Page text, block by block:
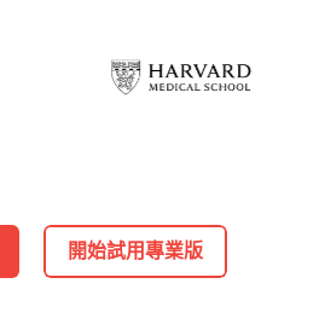
開始試用專業版